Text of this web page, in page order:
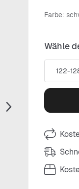
Farbe:
Wähle
122-